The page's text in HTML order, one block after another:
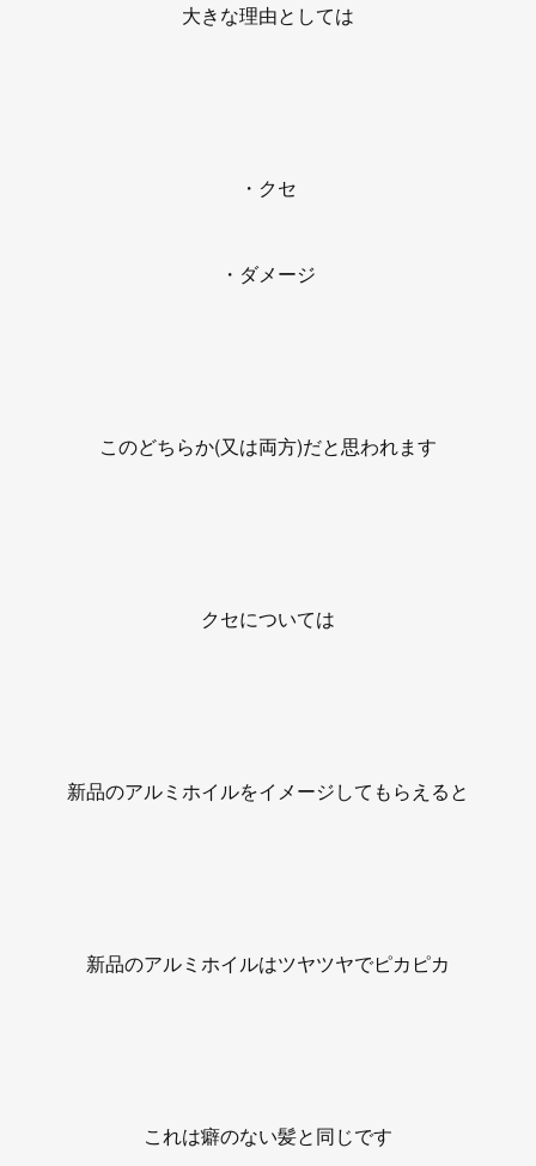
大きな理由としては
・クセ
・ダメージ
このどちらか(又は両方)だと思われます
クセについては
新品のアルミホイルをイメージしてもらえると
新品のアルミホイルはツヤツヤでピカピカ
これは癖のない髪と同じです